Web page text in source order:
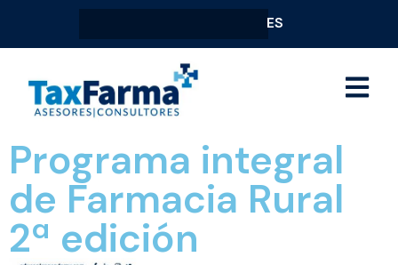
ES
Programa integral
de Farmacia Rural
2ª edición